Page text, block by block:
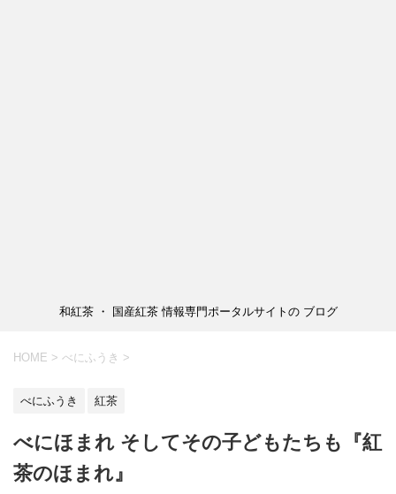
和紅茶 ・ 国産紅茶 情報専門ポータルサイトの ブログ
HOME > べにふうき >
べにふうき 紅茶
べにほまれ そしてその子どもたちも『紅
茶のほまれ』